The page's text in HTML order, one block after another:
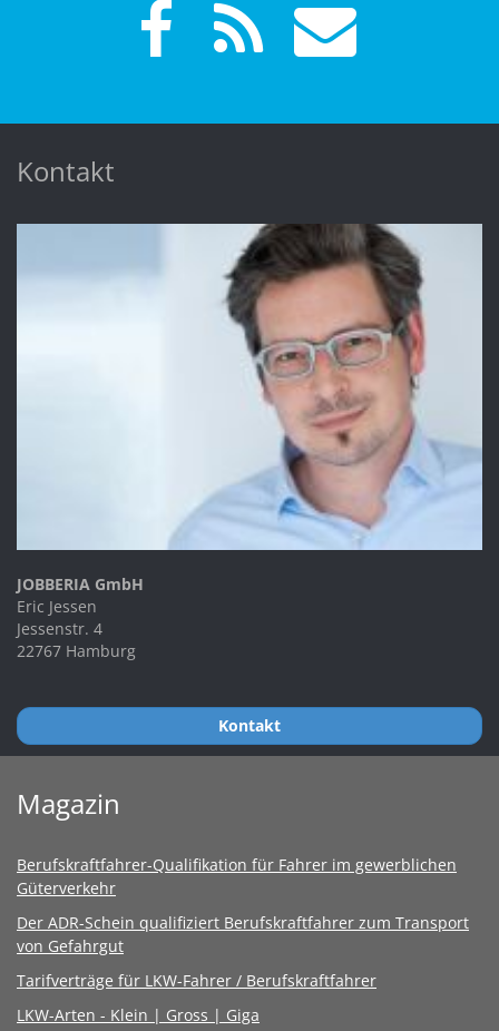
Kontakt
JOBBERIA GmbH
Eric Jessen
Jessenstr. 4
22767 Hamburg
Kontakt
Magazin
Berufskraftfahrer-Qualifikation für Fahrer im gewerblichen
Güterverkehr
Der ADR-Schein qualifiziert Berufskraftfahrer zum Transport
von Gefahrgut
Tarifverträge für LKW-Fahrer / Berufskraftfahrer
LKW-Arten - Klein | Gross | Giga